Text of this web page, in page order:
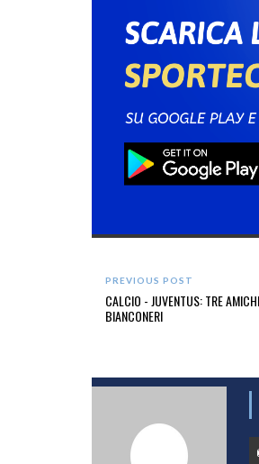
PREVIOUS POST
CALCIO - JUVENTUS: TRE
BIANCONERI